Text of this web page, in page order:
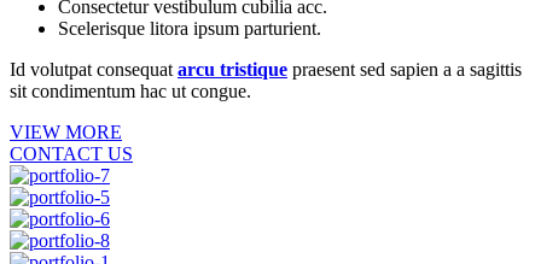
Consectetur vestibulum cubilia acc.
Scelerisque litora ipsum parturient.
Id volutpat consequat arcu tristique praesent sed sapien a a sagittis
sit condimentum hac ut congue.
VIEW MORE
CONTACT US